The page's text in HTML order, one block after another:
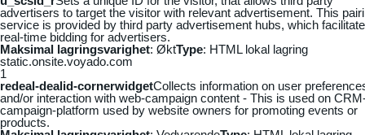
advertisers to target the visitor with relevant advertisement. This
service is provided by third party advertisement hubs, which
real-time bidding for advertisers.
Maksimal lagringsvarighet: ØktType: HTML lokal lagring
static.onsite.voyado.com
1
redeal-dealid-cornerwidgetCollects information on user
and/or interaction with web-campaign content - This is used on
campaign-platform used by website owners for promoting events or
products.